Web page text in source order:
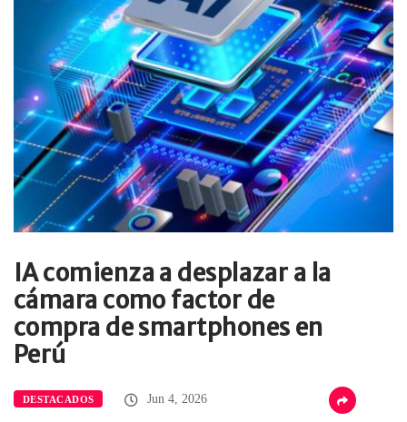
IA comienza a desplazar a la
cámara como factor de
compra de smartphones en
Perú
DESTACADOS Jun 4, 2026